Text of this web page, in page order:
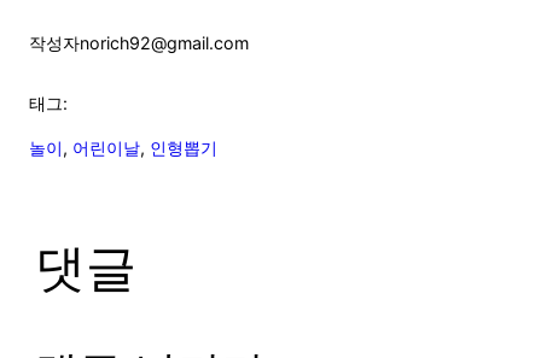
작성자norich92@gmail.com
태그:
놀이, 어린이날, 인형뽑기
댓글